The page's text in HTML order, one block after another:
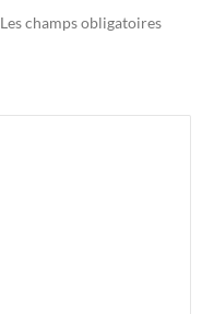
Les champs obligatoires